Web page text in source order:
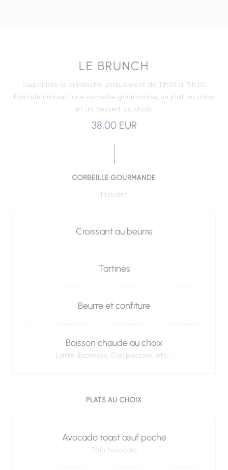
LE BRUNCH
Disponible le dimanche uniquement de 11h30 à 15h30.
Formule incluant une corbeille gourmande, un plat au choix
et un dessert au choix.
38,00 EUR
CORBEILLE GOURMANDE
Incluant
Croissant au beurre
Tartines
Beurre et confiture
Boisson chaude au choix
Latte, Espresso, Cappuccino, etc...
PLATS AU CHOIX
Avocado toast œuf poché
Pain focaccia